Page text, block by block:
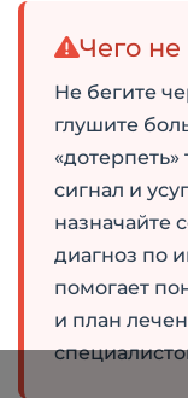
Чего не
Не бегите
глушите
сигнал и
назначайте
диагноз по
помогает
и план